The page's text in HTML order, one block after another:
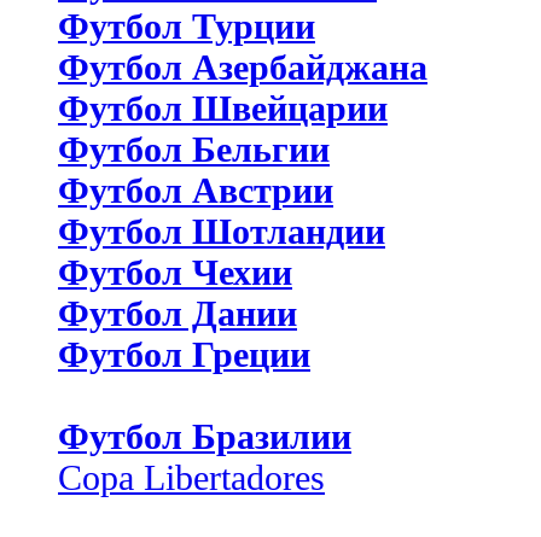
Футбол Турции
Футбол Азербайджана
Футбол Швейцарии
Футбол Бельгии
Футбол Австрии
Футбол Шотландии
Футбол Чехии
Футбол Дании
Футбол Греции
Футбол Бразилии
Copa Libertadores